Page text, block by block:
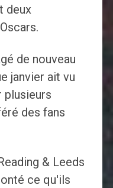
deux
de nouveau
janvier ait vu
plusieurs
des fans
& Leeds
ce qu'ils